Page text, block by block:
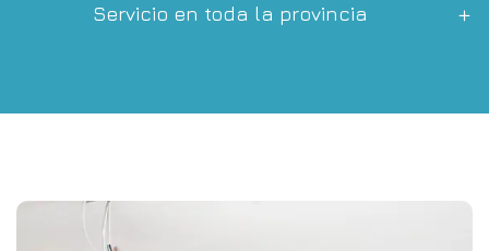
Servicio en toda la provincia